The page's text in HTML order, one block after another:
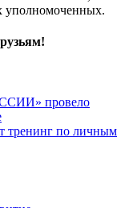
уполномоченных.
провело
тренинг по личным